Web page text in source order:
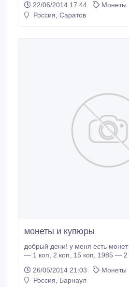
22/06/2014 17:44
Монеты
Россия, Саратов
монеты и купюры
добрый дени! у меня есть монет 1973 — 1 коп 1981
— 1 коп, 2 коп, 15 коп, 1985 — 2 коп 1987 — 1коп
коп (3 шт), 1991 — 1 коп, 5 коп(2 шт), 10 коп(2шт),
1992 — 1 руб(20шт), 5 руб(3шт), 10 руб(3шт), 20 руб
26/05/2014 21:03
Монеты
Россия, Барнаул